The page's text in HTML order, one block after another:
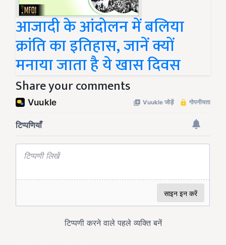
आजादी के आंदोलन में बलिया
क्रांति का इतिहास, जानें क्यों
मनाया जाता है ये खास दिवस
Share your comments